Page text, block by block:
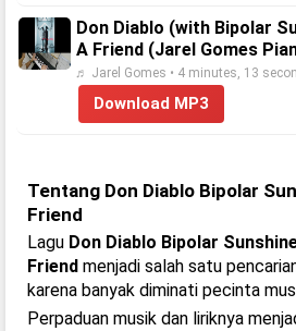
Don Diablo (with Bipolar
A Friend (Jarel Gomes
♬ Jarel Gomes • 4 minutes, 13
Download MP3
Tentang Don Diablo Bipolar
Friend
Lagu Don Diablo Bipolar
Friend menjadi salah satu
karena banyak diminati pecinta
Perpaduan musik dan liriknya